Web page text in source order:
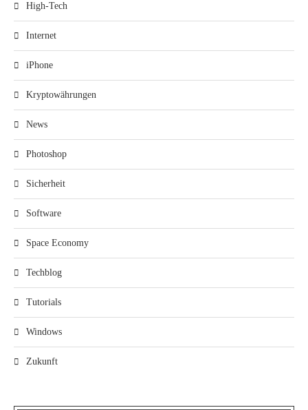
High-Tech
Internet
iPhone
Kryptowährungen
News
Photoshop
Sicherheit
Software
Space Economy
Techblog
Tutorials
Windows
Zukunft